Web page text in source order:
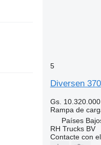
5
Diversen
Gs. 10.320.000
Rampa de
Países
RH Trucks BV
Contacte con